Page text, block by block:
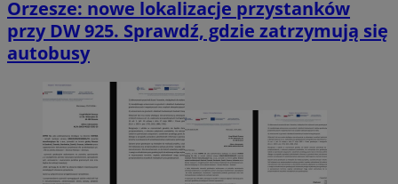
Orzesze: nowe lokalizacje przystanków
przy DW 925. Sprawdź, gdzie zatrzymują się
autobusy